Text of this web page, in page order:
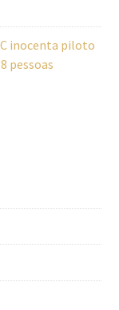
inocenta piloto
pessoas